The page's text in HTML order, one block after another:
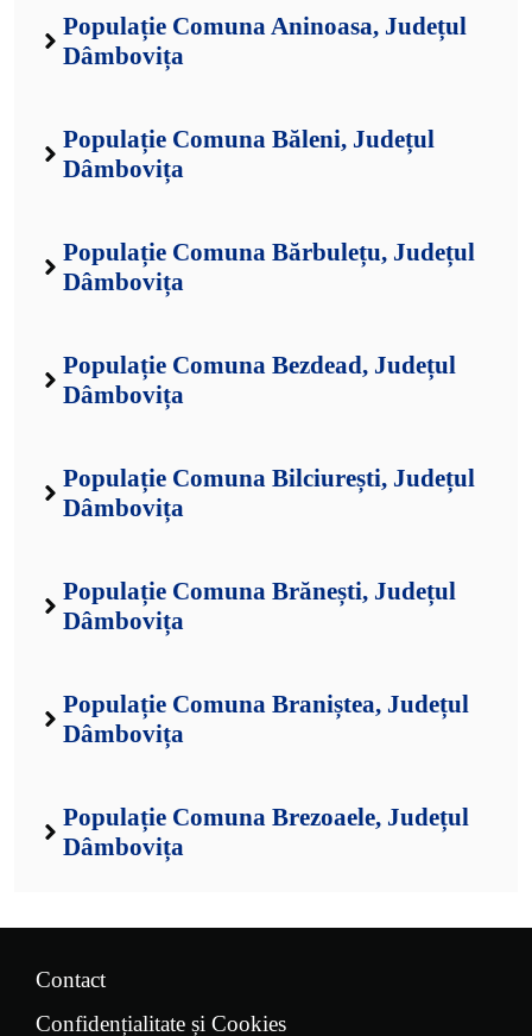
Populație Comuna Aninoasa, Județul
Dâmbovița
Populație Comuna Băleni, Județul
Dâmbovița
Populație Comuna Bărbulețu, Județul
Dâmbovița
Populație Comuna Bezdead, Județul
Dâmbovița
Populație Comuna Bilciurești, Județul
Dâmbovița
Populație Comuna Brănești, Județul
Dâmbovița
Populație Comuna Braniștea, Județul
Dâmbovița
Populație Comuna Brezoaele, Județul
Dâmbovița
Contact
Confidențialitate și Cookies